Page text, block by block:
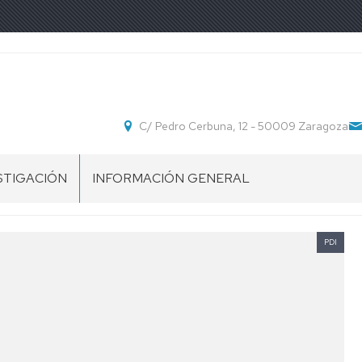
C/ Pedro Cerbuna, 12 - 50009 Zaragoza
INFORMACIÓN GENERAL
PDI